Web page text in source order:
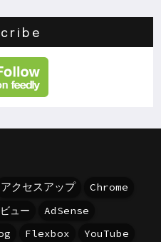
アクセスアップ
Chrome
ュー
AdSense
Flexbox
YouTube